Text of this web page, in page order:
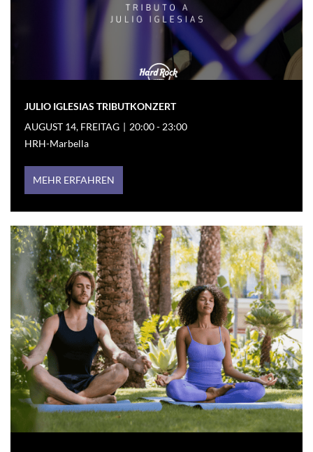
JULIO IGLESIAS TRIBUTKONZERT
AUGUST 14, FREITAG
20:00 - 23:00
HRH-Marbella
MEHR ERFAHREN